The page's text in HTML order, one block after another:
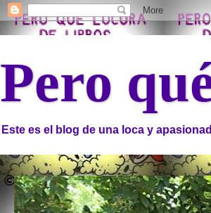
Pero
Este es el blog de una loca y